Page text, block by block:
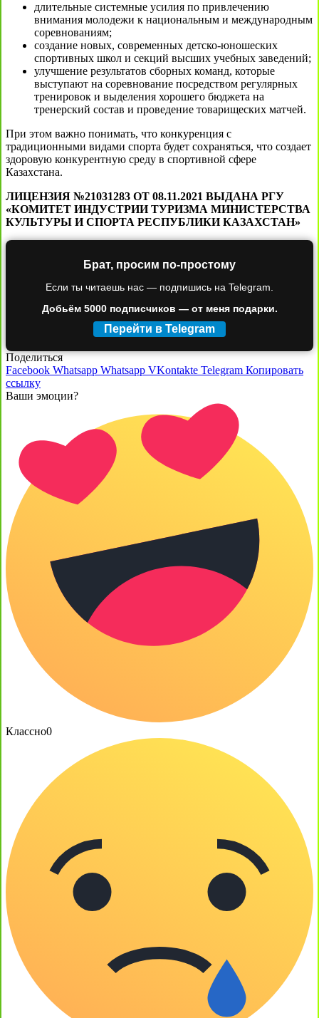
длительные системные усилия по привлечению
внимания молодежи к национальным и международным
соревнованиям;
создание новых, современных детско-юношеских
спортивных школ и секций высших учебных заведений;
улучшение результатов сборных команд, которые
выступают на соревнование посредством регулярных
тренировок и выделения хорошего бюджета на
тренерский состав и проведение товарищеских матчей.
При этом важно понимать, что конкуренция с
традиционными видами спорта будет сохраняться, что создает
здоровую конкурентную среду в спортивной сфере
Казахстана.
ЛИЦЕНЗИЯ №21031283 ОТ 08.11.2021 ВЫДАНА РГУ
«КОМИТЕТ ИНДУСТРИИ ТУРИЗМА МИНИСТЕРСТВА
КУЛЬТУРЫ И СПОРТА РЕСПУБЛИКИ КАЗАХСТАН»
Брат, просим по-простому
Если ты читаешь нас — подпишись на Telegram.
Добьём 5000 подписчиков — от меня подарки.
Перейти в Telegram
Поделиться
Facebook Whatsapp Whatsapp VKontakte Telegram Копировать
ссылку
Ваши эмоции?
Классно0